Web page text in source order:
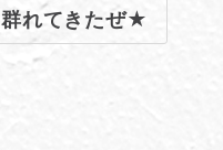
群れてきたぜ★